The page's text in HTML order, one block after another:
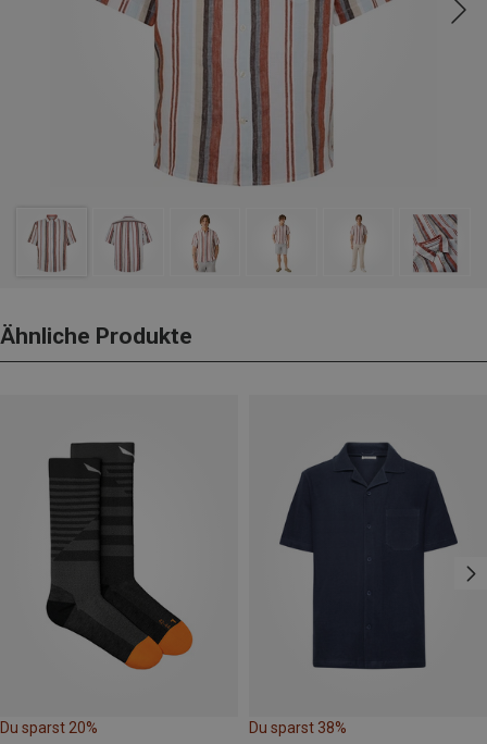
Ähnliche Produkte
Du sparst 20% Du sparst 38%